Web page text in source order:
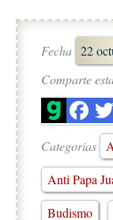
Fecha 22
Comparte
Categorias
Anti Papa
Budismo